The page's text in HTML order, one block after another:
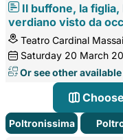
Il buffone, la
verdiano visto da
Teatro Cardinal
Saturday 20 March
Or see other
Poltronissima